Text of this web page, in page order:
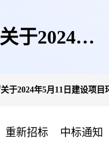
于2024年5
于2024年5月11日建设项
重新招标 中标通知